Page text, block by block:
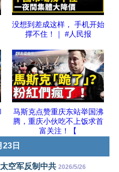
没想到差成这样， 手机开始
撑不住！｜ #人民报
马斯克点赞重庆东站举国沸
腾，重庆小伙吃不上饭求首
富关注！【
日
空军反制中共 2026/5/26